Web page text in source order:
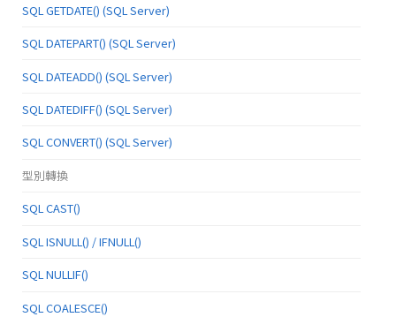
SQL GETDATE() (SQL Server)
SQL DATEPART() (SQL Server)
SQL DATEADD() (SQL Server)
SQL DATEDIFF() (SQL Server)
SQL CONVERT() (SQL Server)
型別轉換
SQL CAST()
SQL ISNULL() / IFNULL()
SQL NULLIF()
SQL COALESCE()